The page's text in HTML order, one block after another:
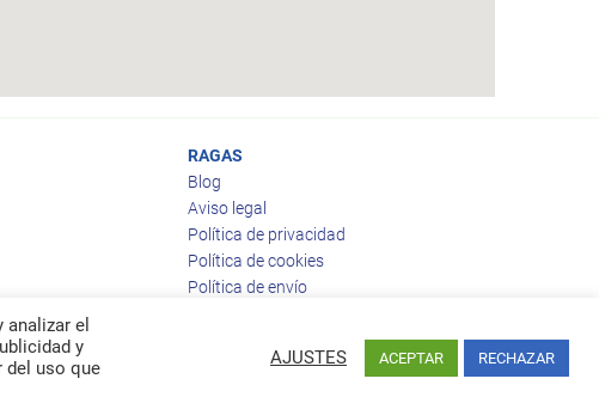
RAGAS
Blog
Aviso legal
Política de privacidad
Política de cookies
Política de envío
el
y
del uso que
AJUSTES ACEPTAR RECHAZAR